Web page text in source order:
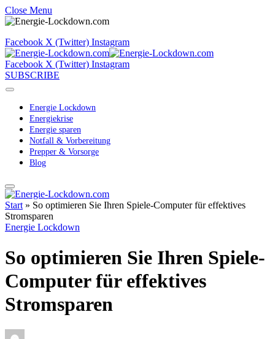
Close Menu
Facebook X (Twitter) Instagram
Facebook X (Twitter) Instagram
SUBSCRIBE
Energie Lockdown
Energiekrise
Energie sparen
Notfall & Vorbereitung
Prepper & Vorsorge
Blog
Start » So optimieren Sie Ihren Spiele-Computer für effektives
Stromsparen
Energie Lockdown
So optimieren Sie Ihren Spiele-
Computer für effektives
Stromsparen